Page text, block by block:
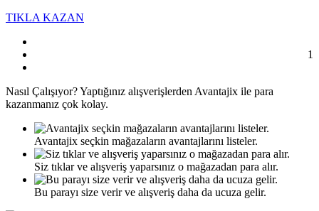
TIKLA KAZAN
1
Nasıl Çalışıyor?Yaptığınız alışverişlerden Avantajix ile para
kazanmanız çok kolay.
Avantajix seçkin mağazaların avantajlarını listeler.
Siz tıklar ve alışveriş yaparsınız o mağazadan para alır.
Bu parayı size verir ve alışveriş daha da ucuza gelir.